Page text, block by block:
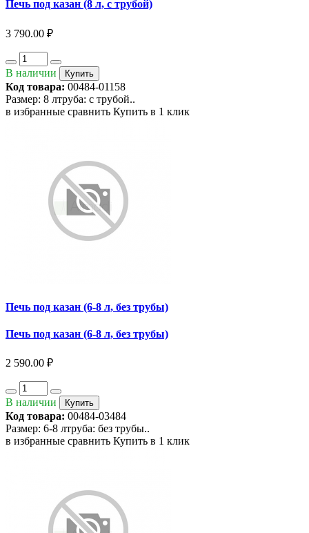
Печь под казан (8 л, с трубой)
3 790.00 ₽
В наличии Купить
Код товара: 00484-01158
Размер: 8 лтруба: с трубой..
в избранные сравнить Купить в 1 клик
Печь под казан (6-8 л, без трубы)
Печь под казан (6-8 л, без трубы)
2 590.00 ₽
В наличии Купить
Код товара: 00484-03484
Размер: 6-8 лтруба: без трубы..
в избранные сравнить Купить в 1 клик